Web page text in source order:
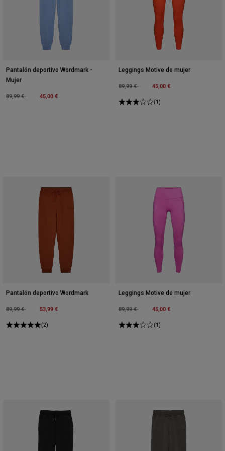
Pantalón deportivo Wordmark -
Mujer
Price reduced from
89,99 €to 45,00 €
Leggings Motive de mujer
Price reduced from
89,99 €to 45,00 €
(1)
Pantalón deportivo Wordmark
Price reduced from
89,99 €to 53,99 €
(2)
Leggings Motive de mujer
Price reduced from
89,99 €to 45,00 €
(1)